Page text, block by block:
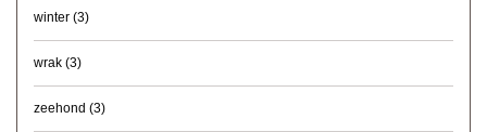
winter (3)
wrak (3)
zeehond (3)